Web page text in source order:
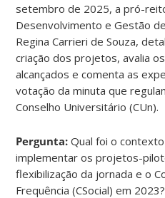
setembro de 2025, a pró-
Desenvolvimento e Gestão
Regina Carrieri de Souza,
criação dos projetos, avalia
alcançados e comenta as
votação da minuta que
Conselho Universitário (CUn).
Pergunta: Qual foi o
implementar os projetos-
flexibilização da jornada e o
Frequência (CSocial) em